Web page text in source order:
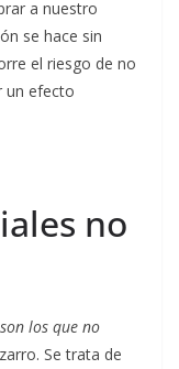
a nuestro
se hace sin
el riesgo de no
un efecto
no
los que no
Se trata de